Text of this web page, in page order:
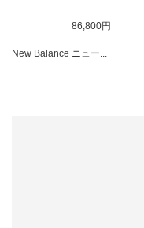
86,800円
New Balance ニュー...